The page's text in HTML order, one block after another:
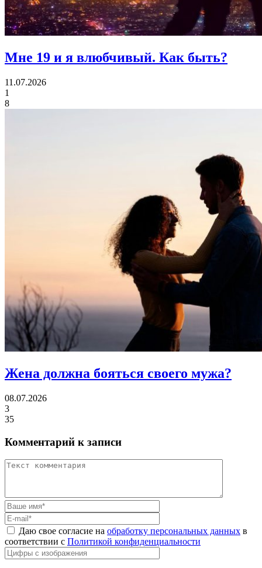
Мне 19 и я влюбчивый. Как быть?
11.07.2026
1
8
Жена должна бояться своего мужа?
08.07.2026
3
35
Комментарий к записи
Даю свое согласие на обработку персональных данных в
соответствии с Политикой конфиденциальности